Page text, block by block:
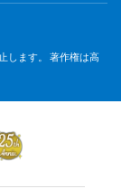
します。 著作権は高